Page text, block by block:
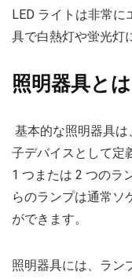
LED ライトは非常
具で白熱灯や蛍光灯
照明器具と
基本的な照明器具
子デバイスとして定
1 つまたは 2 つのラ
らのランプは通常ソ
ができます。
照明器具には、ラン